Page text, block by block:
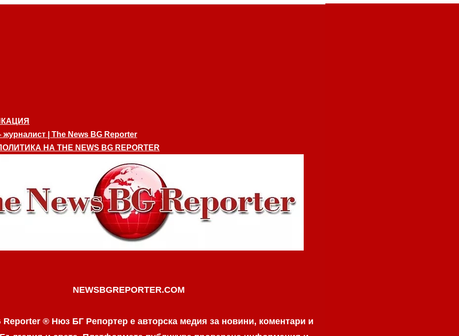
| The News BG Reporter
НА THE NEWS BG REPORTER
NEWSBGREPORTER.COM
Reporter ® Нюз БГ Репортер е авторска медия за новини, коментари и